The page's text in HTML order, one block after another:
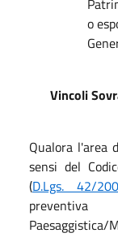
o
Vincoli
Qualora l'area
sensi del
(D.Lgs. 42/
preventiva
Paesaggistica/